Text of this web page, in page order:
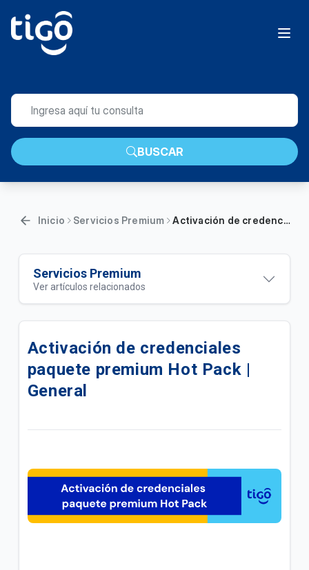
BUSCAR
Inicio Servicios Premium Activación de credenciales paquete premium Hot Pack | General
Servicios Premium
Ver artículos relacionados
Creación de credenciales en Disney+ | General
Nuevos precios de tu suscripción Disney+ | General
Paquetes de Contenido | General
Paso a Paso | General
Paquete de contenido premium Disney+ | General
Activación de credenciales
paquete premium Hot Pack |
General